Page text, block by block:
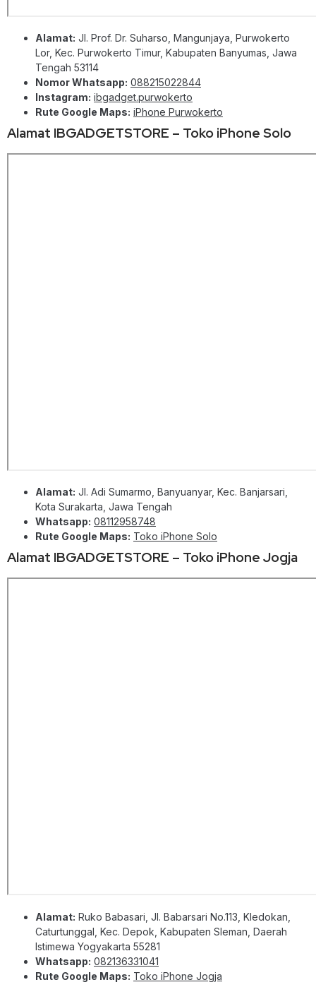
Alamat: Jl. Prof. Dr. Suharso, Mangunjaya, Purwokerto
Lor, Kec. Purwokerto Timur, Kabupaten Banyumas, Jawa
Tengah 53114
Nomor Whatsapp: 088215022844
Instagram: ibgadget.purwokerto
Rute Google Maps: iPhone Purwokerto
Alamat IBGADGETSTORE – Toko iPhone Solo
Alamat: Jl. Adi Sumarmo, Banyuanyar, Kec. Banjarsari,
Kota Surakarta, Jawa Tengah
Whatsapp: 08112958748
Rute Google Maps: Toko iPhone Solo
Alamat IBGADGETSTORE – Toko iPhone Jogja
Alamat: Ruko Babasari, Jl. Babarsari No.113, Kledokan,
Caturtunggal, Kec. Depok, Kabupaten Sleman, Daerah
Istimewa Yogyakarta 55281
Whatsapp: 082136331041
Rute Google Maps: Toko iPhone Jogja